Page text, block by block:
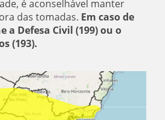
é aconselhável manter
das tomadas. Em caso de
a Defesa Civil (199) ou o
(193).